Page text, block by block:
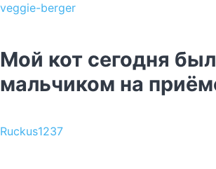
veggie-berger
Мой кот сегодня
мальчиком на
Ruckus1237